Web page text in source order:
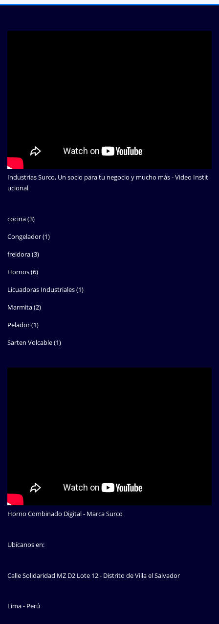
Industrias Surco, Un socio para tu negocio y mucho más - Video Instit
ucional
cocina(3)
Congelador(1)
freidora(3)
Hornos(6)
Licuadoras Industriales(1)
Marmita(2)
Pelador(1)
Sarten Volcable(1)
Horno Combinado Digital - Marca Surco
Ubícanos en:
Calle Solidaridad MZ D2 Lote 12 - Distrito de Villa el Salvador
Lima - Perú